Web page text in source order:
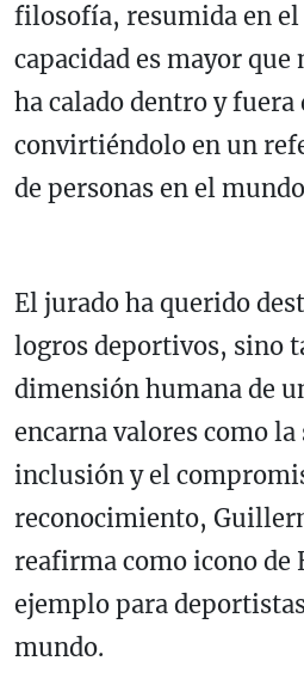
filosofía, resumida en
capacidad es mayor
ha calado dentro y fuera
convirtiéndolo en un
de personas en el
El jurado ha querido
logros deportivos, sino
dimensión humana de
encarna valores como
inclusión y el
reconocimiento,
reafirma como icono de
ejemplo para
mundo.